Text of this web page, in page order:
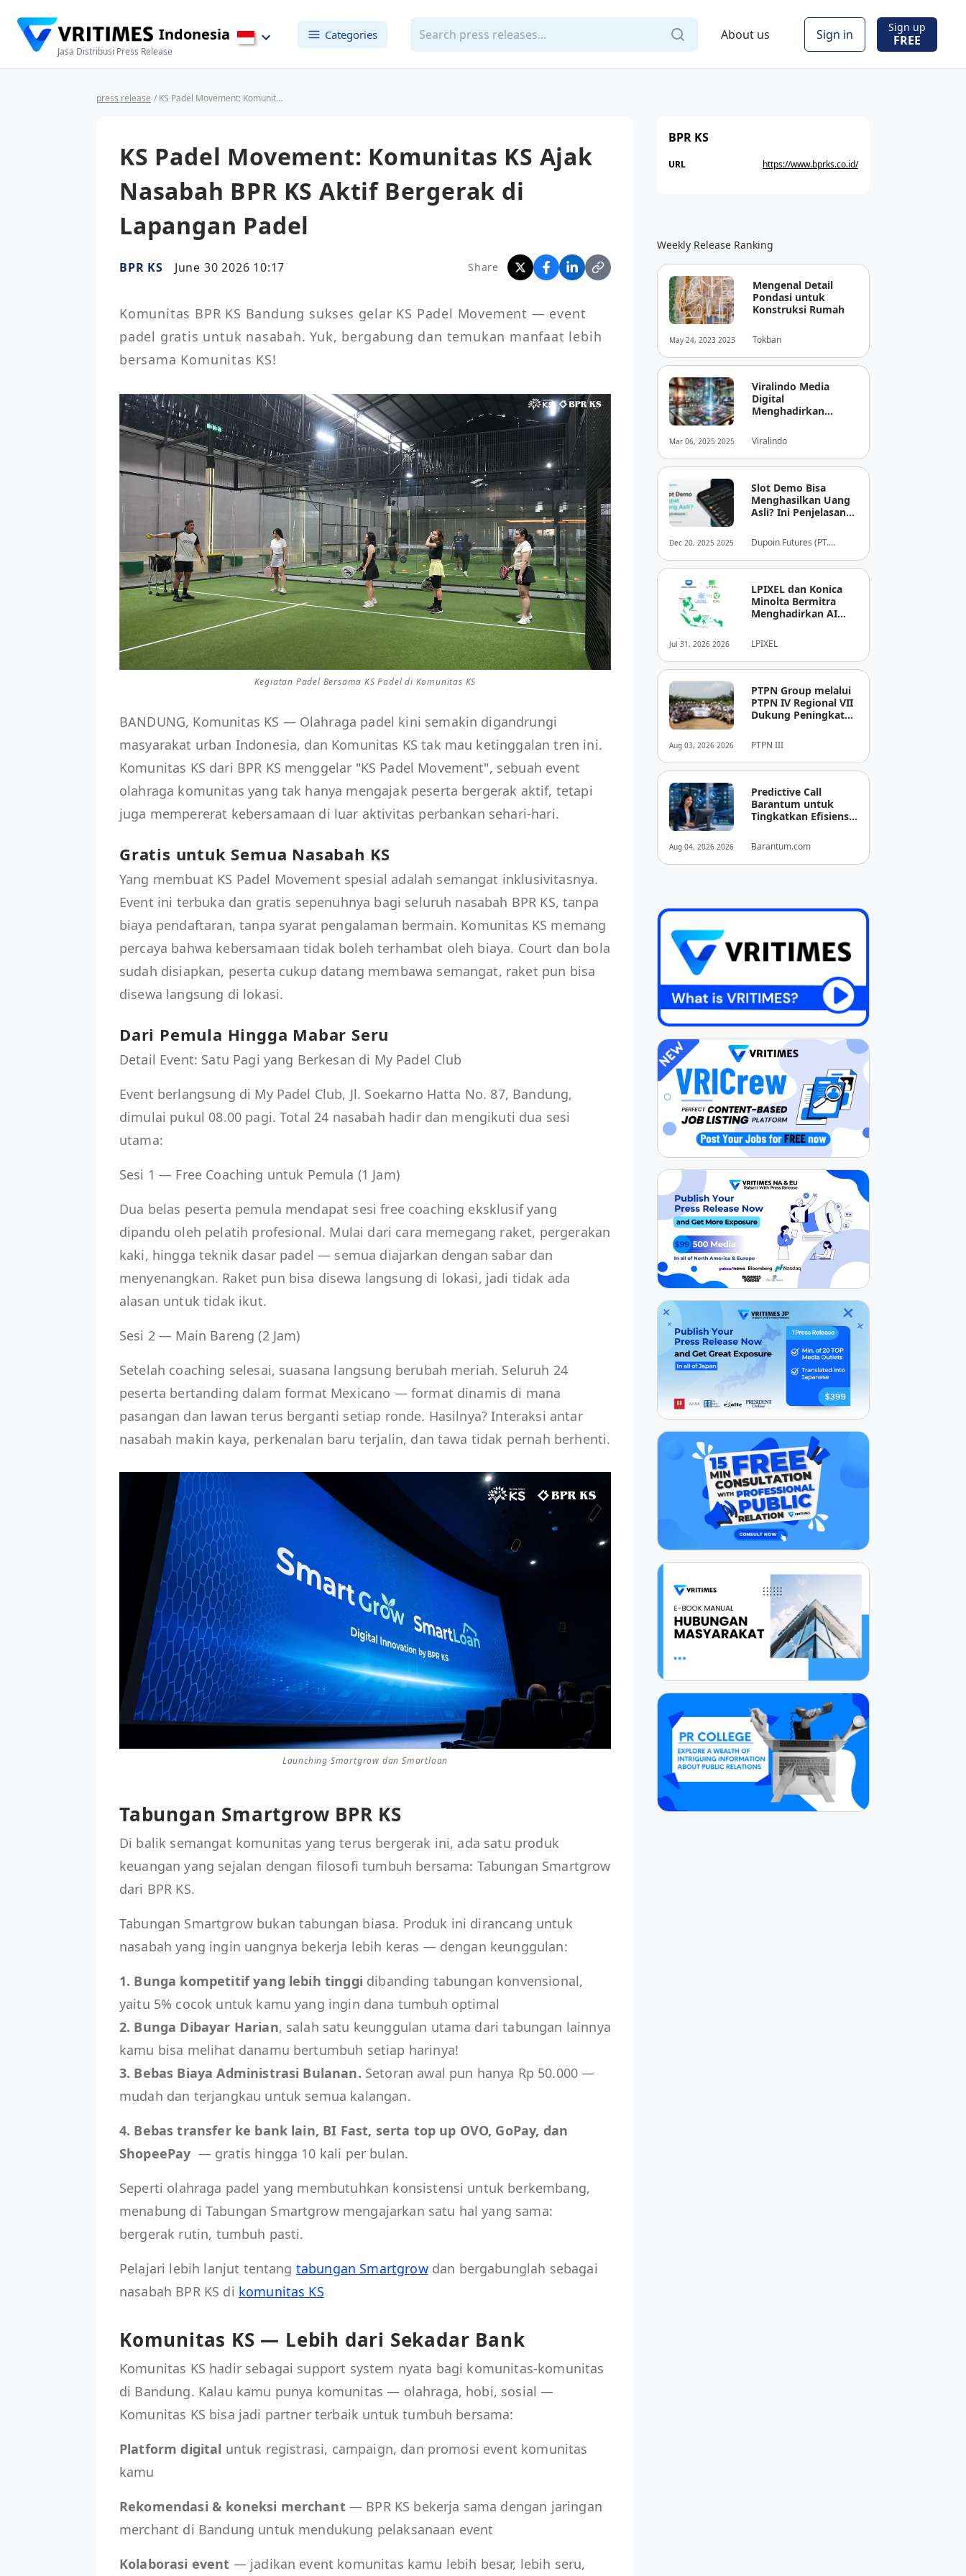
Indonesia
Jasa Distribusi Press Release
Categories About us Sign in Sign up
FREE
press release / KS Padel Movement: Komunitas KS Ajak Nasabah BPR KS Aktif Bergerak di Lapangan Padel
KS Padel Movement: Komunitas KS Ajak
Nasabah BPR KS Aktif Bergerak di
Lapangan Padel
BPR KS June 30 2026 10:17 Share
Komunitas BPR KS Bandung sukses gelar KS Padel Movement — event
padel gratis untuk nasabah. Yuk, bergabung dan temukan manfaat lebih
bersama Komunitas KS!
Kegiatan Padel Bersama KS Padel di Komunitas KS
BANDUNG, Komunitas KS — Olahraga padel kini semakin digandrungi
masyarakat urban Indonesia, dan Komunitas KS tak mau ketinggalan tren ini.
Komunitas KS dari BPR KS menggelar "KS Padel Movement", sebuah event
olahraga komunitas yang tak hanya mengajak peserta bergerak aktif, tetapi
juga mempererat kebersamaan di luar aktivitas perbankan sehari-hari.
Gratis untuk Semua Nasabah KS
Yang membuat KS Padel Movement spesial adalah semangat inklusivitasnya.
Event ini terbuka dan gratis sepenuhnya bagi seluruh nasabah BPR KS, tanpa
biaya pendaftaran, tanpa syarat pengalaman bermain. Komunitas KS memang
percaya bahwa kebersamaan tidak boleh terhambat oleh biaya. Court dan bola
sudah disiapkan, peserta cukup datang membawa semangat, raket pun bisa
disewa langsung di lokasi.
Dari Pemula Hingga Mabar Seru
Detail Event: Satu Pagi yang Berkesan di My Padel Club
Event berlangsung di My Padel Club, Jl. Soekarno Hatta No. 87, Bandung,
dimulai pukul 08.00 pagi. Total 24 nasabah hadir dan mengikuti dua sesi
utama:
Sesi 1 — Free Coaching untuk Pemula (1 Jam)
Dua belas peserta pemula mendapat sesi free coaching eksklusif yang
dipandu oleh pelatih profesional. Mulai dari cara memegang raket, pergerakan
kaki, hingga teknik dasar padel — semua diajarkan dengan sabar dan
menyenangkan. Raket pun bisa disewa langsung di lokasi, jadi tidak ada
alasan untuk tidak ikut.
Sesi 2 — Main Bareng (2 Jam)
Setelah coaching selesai, suasana langsung berubah meriah. Seluruh 24
peserta bertanding dalam format Mexicano — format dinamis di mana
pasangan dan lawan terus berganti setiap ronde. Hasilnya? Interaksi antar
nasabah makin kaya, perkenalan baru terjalin, dan tawa tidak pernah berhenti.
Launching Smartgrow dan Smartloan
Tabungan Smartgrow BPR KS
Di balik semangat komunitas yang terus bergerak ini, ada satu produk
keuangan yang sejalan dengan filosofi tumbuh bersama: Tabungan Smartgrow
dari BPR KS.
Tabungan Smartgrow bukan tabungan biasa. Produk ini dirancang untuk
nasabah yang ingin uangnya bekerja lebih keras — dengan keunggulan:
1. Bunga kompetitif yang lebih tinggi dibanding tabungan konvensional,
yaitu 5% cocok untuk kamu yang ingin dana tumbuh optimal
2. Bunga Dibayar Harian, salah satu keunggulan utama dari tabungan lainnya
kamu bisa melihat danamu bertumbuh setiap harinya!
3. Bebas Biaya Administrasi Bulanan. Setoran awal pun hanya Rp 50.000 —
mudah dan terjangkau untuk semua kalangan.
4. Bebas transfer ke bank lain, BI Fast, serta top up OVO, GoPay, dan
ShopeePay — gratis hingga 10 kali per bulan.
Seperti olahraga padel yang membutuhkan konsistensi untuk berkembang,
menabung di Tabungan Smartgrow mengajarkan satu hal yang sama:
bergerak rutin, tumbuh pasti.
Pelajari lebih lanjut tentang tabungan Smartgrowdan bergabunglah sebagai
nasabah BPR KS di komunitas KS
Komunitas KS — Lebih dari Sekadar Bank
Komunitas KS hadir sebagai support system nyata bagi komunitas-komunitas
di Bandung. Kalau kamu punya komunitas — olahraga, hobi, sosial —
Komunitas KS bisa jadi partner terbaik untuk tumbuh bersama:
Platform digital untuk registrasi, campaign, dan promosi event komunitas
kamu
Rekomendasi & koneksi merchant— BPR KS bekerja sama dengan jaringan
merchant di Bandung untuk mendukung pelaksanaan event
Kolaborasi event — jadikan event komunitas kamu lebih besar, lebih seru,
BPR KS
URL https://www.bprks.co.id/
Weekly Release Ranking
May 24, 2023 2023
Mengenal Detail
Pondasi untuk
Konstruksi Rumah
Tokban
Mar 06, 2025 2025
Viralindo Media
Digital
Menghadirkan
Dunia Media Digital
Indonesia
Viralindo
Dec 20, 2025 2025
Slot Demo Bisa
Menghasilkan Uang
Asli? Ini Penjelasan
Dupoin Futures (PT.
Jul 31, 2026 2026
LPIXEL dan Konica
Minolta Bermitra
Menghadirkan AI
Diagnosis Berbasis
Pencitraan Medis
“EIRL” di ASEAN
LPIXEL
Aug 03, 2026 2026
PTPN Group melalui
PTPN IV Regional VII
Dukung Peningkatan
Aparatur
Perkebunan Lewat
Pelatihan Avenza
Maps di Way Kanan
PTPN III
Aug 04, 2026 2026
Predictive Call
Barantum untuk
Tingkatkan Efisiensi
Barantum.com